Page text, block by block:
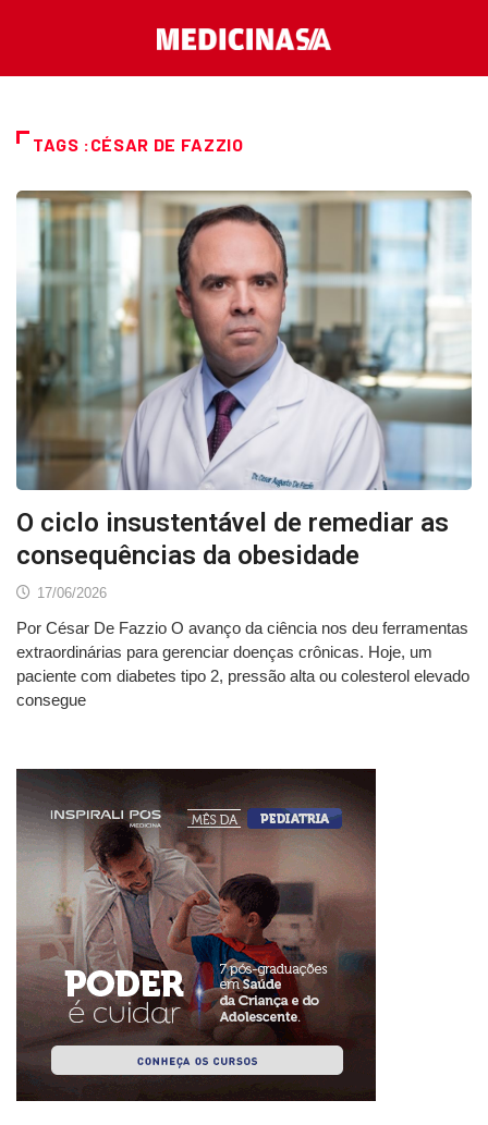
TAGS :CÉSAR DE FAZZIO
O ciclo insustentável de remediar as
consequências da obesidade
17/06/2026
Por César De Fazzio O avanço da ciência nos deu ferramentas
extraordinárias para gerenciar doenças crônicas. Hoje, um
paciente com diabetes tipo 2, pressão alta ou colesterol elevado
consegue